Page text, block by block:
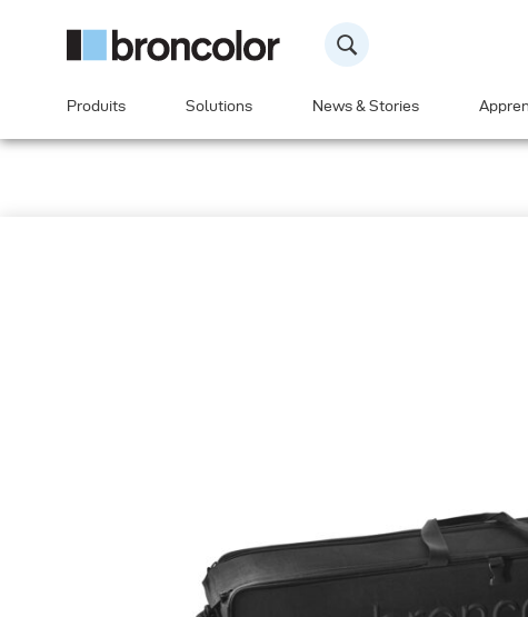
Produits Solutions News & Stories